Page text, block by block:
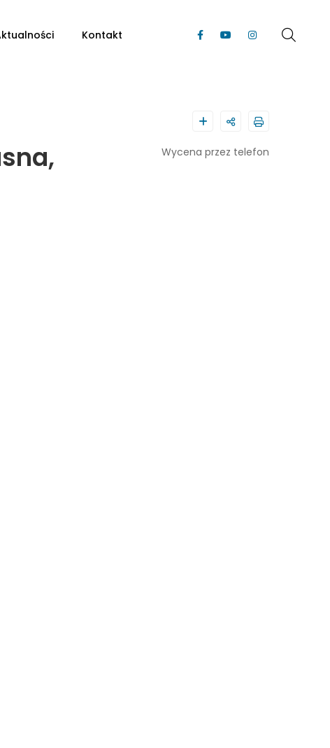
Kontakt
Wycena przez telefon